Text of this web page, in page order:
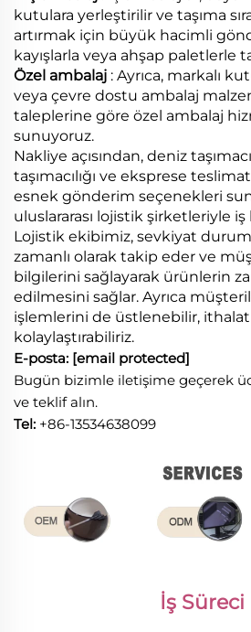
kutulara yerleştirilir ve taşıma
artırmak için büyük hacimli
kayışlarla veya ahşap paletlerle
Özel ambalaj : Ayrıca, markalı
veya çevre dostu ambalaj
taleplerine göre özel ambalaj
sunuyoruz.
Nakliye açısından, deniz
taşımacılığı ve eksprese
esnek gönderim seçenekleri
uluslararası lojistik şirketleriyle iş
Lojistik ekibimiz, sevkiyat
zamanlı olarak takip eder ve
bilgilerini sağlayarak ürünlerin
edilmesini sağlar. Ayrıca
işlemlerini de üstlenebilir,
kolaylaştırabiliriz.
E-posta: [email protected]
Bugün bizimle iletişime geçerek
ve teklif alın.
Tel: +86-13534638099
İş Süreci